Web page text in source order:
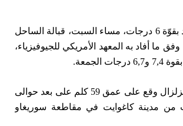
ضرب زلزال جديد بقوّة 6 درجات، مساء السبت، قبالة الساحل
وفق ما أفاد به المعهد الأمريكي للجيوفيزياء،
الجمعة.
وقال المعهد إن الزلزال وقع على عمق 59 كلم على بعد حوالى
من مدينة كاغوايت في مقاطعة سوريغاو